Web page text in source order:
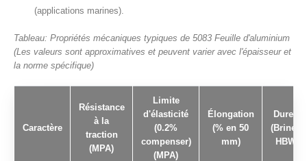
(applications marines).
Tableau: Propriétés mécaniques typiques de 5083 Feuille d'aluminium
(Les valeurs sont approximatives et peuvent varier avec l'épaisseur et
la norme spécifique)
Caractère
Résistance
à la
traction
(MPA)
Limite
d'élasticité
(0.2%
compenser)
(MPA)
Élongation
(% en 50
mm)
Dureté
(Brinell,
HBW)